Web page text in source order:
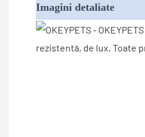
Imagini detaliate